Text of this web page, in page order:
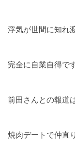
浮気が世間に知れ
完全に自業自得で
前田さんとの報道
焼肉デートで仲直